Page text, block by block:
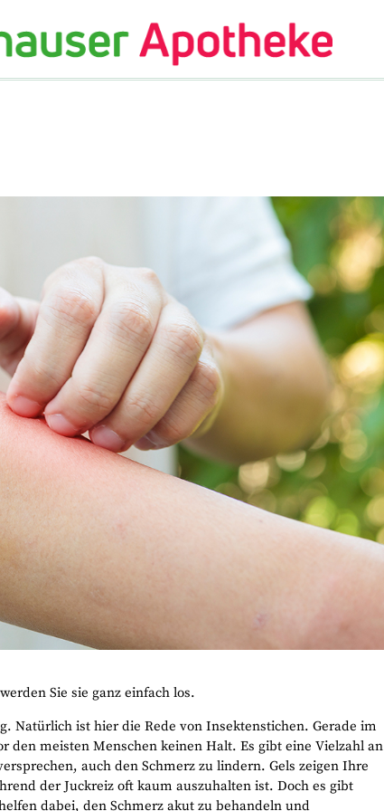
Sie sie ganz einfach los.
Natürlich ist hier die Rede von Insektenstichen. Gerade im
den meisten Menschen keinen Halt. Es gibt eine Vielzahl an
auch den Schmerz zu lindern. Gels zeigen Ihre
der Juckreiz oft kaum auszuhalten ist. Doch es gibt
dabei, den Schmerz akut zu behandeln und